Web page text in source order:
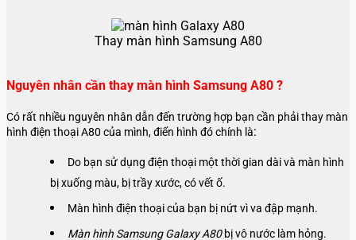
Thay màn hình Samsung A80
Nguyên nhân cần thay màn hình Samsung A80 ?
Có rất nhiều nguyên nhân dẫn đến trường hợp bạn cần phải thay màn
hình điện thoại A80 của mình, điển hình đó chính là:
Do bạn sử dụng điện thoại một thời gian dài và màn hình
bị xuống màu, bị trầy xước, có vết ố.
Màn hình điện thoại của bạn bị nứt vì va đập mạnh.
Màn hình Samsung Galaxy A80bị vô nước làm hỏng.